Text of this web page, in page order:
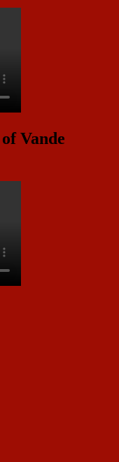
Vande